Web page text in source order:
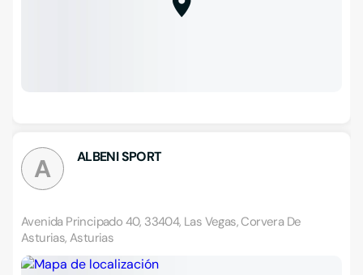
A ALBENI SPORT
Avenida Principado 40, 33404, Las Vegas, Corvera De
Asturias, Asturias